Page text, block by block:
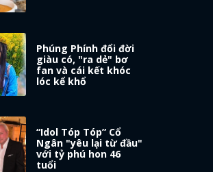
Phúng Phính đổi đời
giàu có, "ra dẻ" bơ
fan và cái kết khóc
lóc kể khổ
“Idol Tóp Tóp” Cổ
Ngân "yêu lại từ đầu"
với tỷ phú hon 46
tuổi